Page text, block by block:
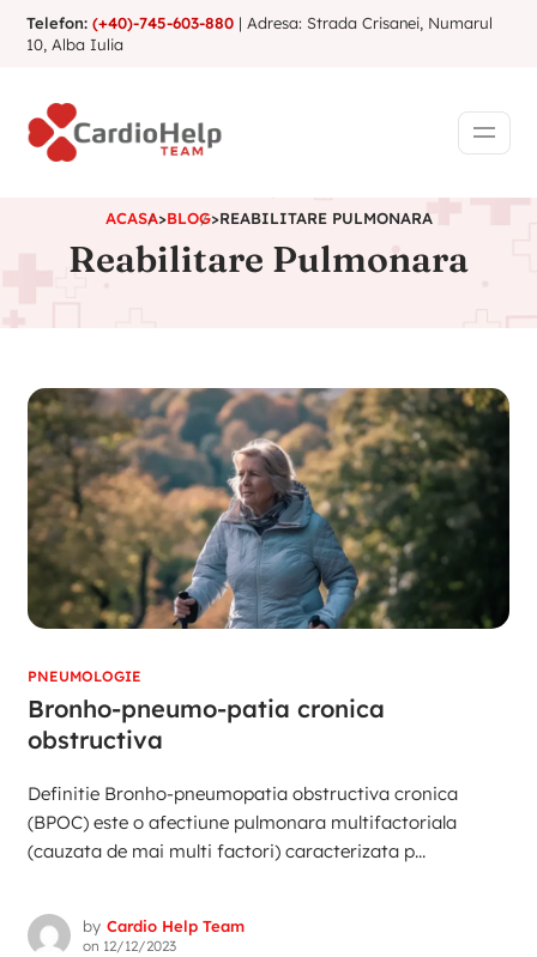
Telefon:(+40)-745-603-880 | Adresa: Strada Crisanei, Numarul
10, Alba Iulia
ACASA>BLOG>REABILITARE PULMONARA
Reabilitare Pulmonara
PNEUMOLOGIE
Bronho-pneumo-patia cronica
obstructiva
Definitie Bronho-pneumopatia obstructiva cronica
(BPOC) este o afectiune pulmonara multifactoriala
(cauzata de mai multi factori) caracterizata p...
by Cardio Help Team
on 12/12/2023